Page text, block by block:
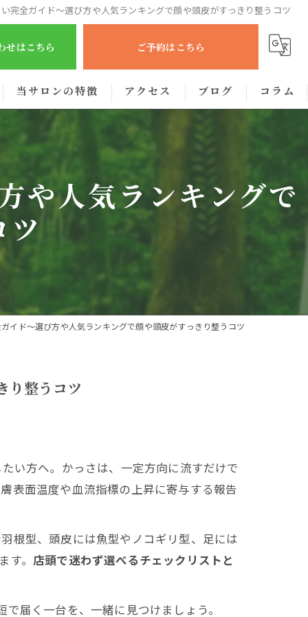
完全ガイド〜選び方や人気ランキングで顔や頭皮がすっきり整うコツ
せはこちら ご予約はこちら
当サロンの特徴
眼精疲労
むくみ
アクセス ブログ コラム
や人気ランキングで
ツ
イド〜選び方や人気ランキングで顔や頭皮がすっきり整うコツ
り整うコツ
い方へ。かっさは、一定方向に流すだけで
表面温度や血流指標の上昇に寄与する報告
根型、頭皮には魚型やノコギリ型、足には
。 店頭で迷わず選べるチェックリストと
届く一台を、一緒に見つけましょう。